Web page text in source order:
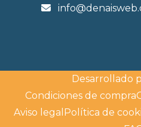
Desarrollado
Condiciones de compra
Aviso legal Política de